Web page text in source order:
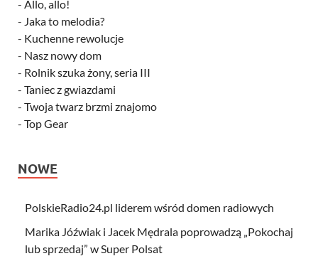
- Allo, allo!
- Jaka to melodia?
- Kuchenne rewolucje
- Nasz nowy dom
- Rolnik szuka żony, seria III
- Taniec z gwiazdami
- Twoja twarz brzmi znajomo
- Top Gear
NOWE
PolskieRadio24.pl liderem wśród domen radiowych
Marika Jóźwiak i Jacek Mędrala poprowadzą „Pokochaj
lub sprzedaj” w Super Polsat